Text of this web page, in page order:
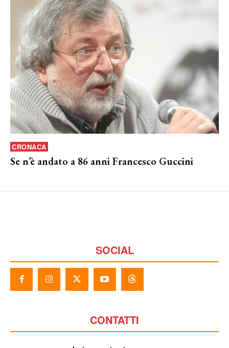
CRONACA
Se n’è andato a 86 anni Francesco Guccini
SOCIAL
CONTATTI